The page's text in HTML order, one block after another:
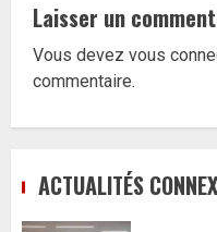
Laisser un
Vous devez vous
commentaire.
ACTUALITÉS